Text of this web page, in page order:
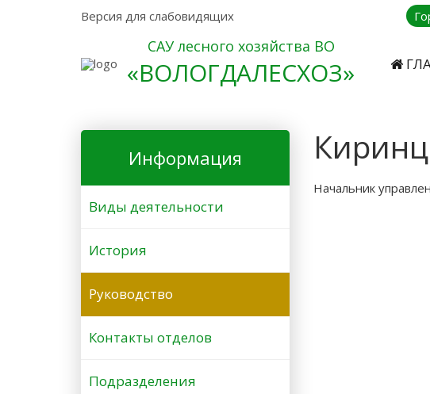
Версия для слабовидящих
САУ лесного хозяйства ВО
«ВОЛОГДАЛЕСХОЗ»
Начальник
Информация
Виды деятельности
История
Руководство
Контакты отделов
Подразделения